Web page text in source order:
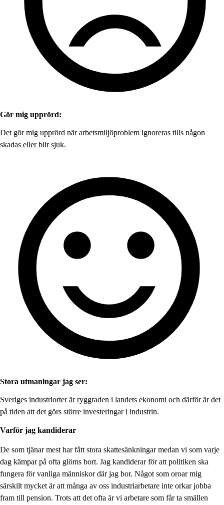
Gör mig upprörd:
Det gör mig upprörd när arbetsmiljöproblem ignoreras tills någon
skadas eller blir sjuk.
Stora utmaningar jag ser:
Sveriges industriorter är ryggraden i landets ekonomi och därför är det
på tiden att det görs större investeringar i industrin.
Varför jag kandiderar
De som tjänar mest har fått stora skattesänkningar medan vi som varje
dag kämpar på ofta glöms bort. Jag kandiderar för att politiken ska
fungera för vanliga människor där jag bor. Något som oroar mig
särskilt mycket är att många av oss industriarbetare inte orkar jobba
fram till pension. Trots att det ofta är vi arbetare som får ta smällen